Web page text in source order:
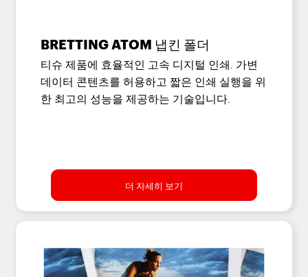
BRETTING ATOM 냅킨 폴더
티슈 제품에 효율적인 고속 디지털 인쇄. 가변
데이터 콘텐츠를 허용하고 짧은 인쇄 실행을 위
한 최고의 성능을 제공하는 기술입니다.
더 자세히 보기